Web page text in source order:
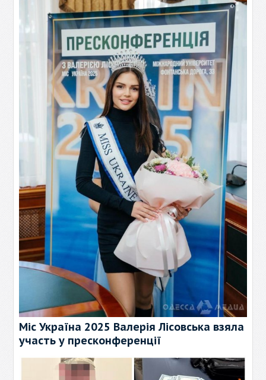
Міс Україна 2025 Валерія Лісовська взяла
участь у пресконференції